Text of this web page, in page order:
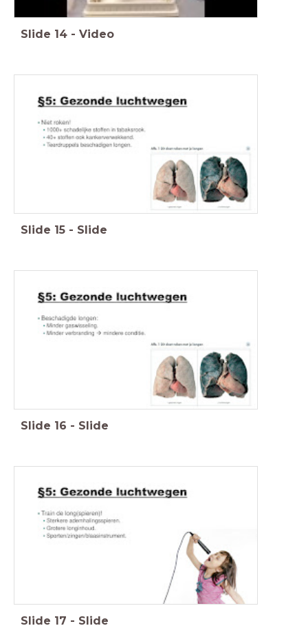
Slide 14 - Video
Slide 15 - Slide
Slide 16 - Slide
Slide 17 - Slide